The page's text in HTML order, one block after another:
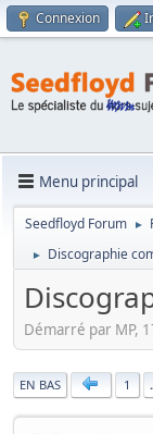
Connexion
Menu principal
Seedfloyd Forum ►
► Discographie
Démarré par MP,
EN BAS 1